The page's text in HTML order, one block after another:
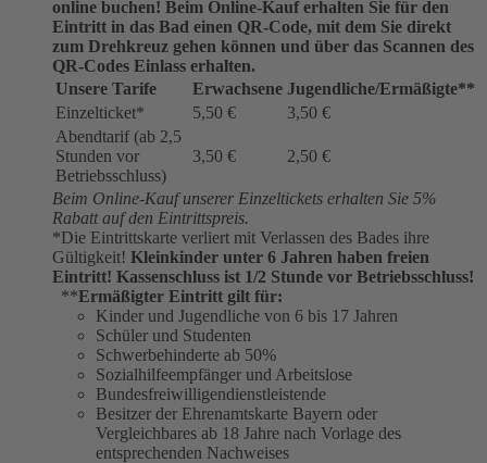
online buchen! Beim Online-Kauf erhalten Sie für den
Eintritt in das Bad einen QR-Code, mit dem Sie direkt
zum Drehkreuz gehen können und über das Scannen des
QR-Codes Einlass erhalten.
Unsere Tarife
Erwachsene Jugendliche/Ermäßigte**
Einzelticket*
5,50 €
3,50 €
Abendtarif (ab 2,5
Stunden vor
Betriebsschluss)
3,50 € 2,50 €
Beim Online-Kauf unserer Einzeltickets erhalten Sie 5%
Rabatt auf den Eintrittspreis.
*Die Eintrittskarte verliert mit Verlassen des Bades ihre
Gültigkeit! Kleinkinder unter 6 Jahren haben freien
Eintritt! Kassenschluss ist 1/2 Stunde vor Betriebsschluss!
**Ermäßigter Eintritt gilt für:
Kinder und Jugendliche von 6 bis 17 Jahren
Schüler und Studenten
Schwerbehinderte ab 50%
Sozialhilfeempfänger und Arbeitslose
Bundesfreiwilligendienstleistende
Besitzer der Ehrenamtskarte Bayern oder
Vergleichbares ab 18 Jahre nach Vorlage des
entsprechenden Nachweises